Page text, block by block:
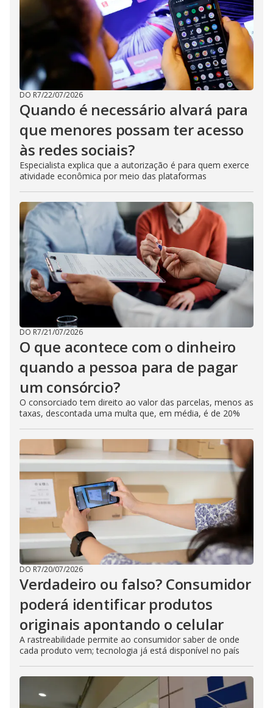
DO R7/22/07/2026
Quando é necessário alvará para
que menores possam ter acesso
às redes sociais?
Especialista explica que a autorização é para quem exerce
atividade econômica por meio das plataformas
DO R7/21/07/2026
O que acontece com o dinheiro
quando a pessoa para de pagar
um consórcio?
O consorciado tem direito ao valor das parcelas, menos as
taxas, descontada uma multa que, em média, é de 20%
DO R7/20/07/2026
Verdadeiro ou falso? Consumidor
poderá identificar produtos
originais apontando o celular
A rastreabilidade permite ao consumidor saber de onde
cada produto vem; tecnologia já está disponível no país